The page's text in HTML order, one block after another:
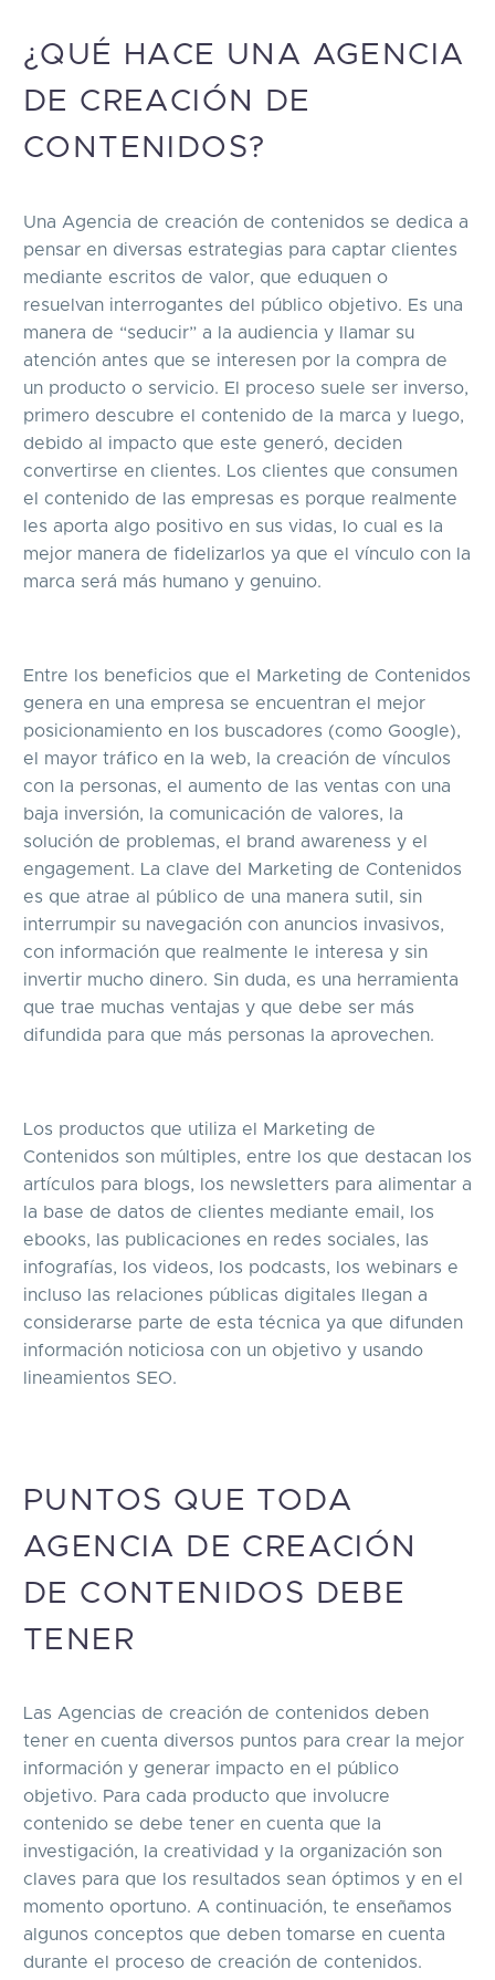
¿QUÉ HACE UNA AGENCIA
DE CREACIÓN DE
CONTENIDOS?
Una Agencia de creación de contenidos se dedica a
pensar en diversas estrategias para captar clientes
mediante escritos de valor, que eduquen o
resuelvan interrogantes del público objetivo. Es una
manera de “seducir” a la audiencia y llamar su
atención antes que se interesen por la compra de
un producto o servicio. El proceso suele ser inverso,
primero descubre el contenido de la marca y luego,
debido al impacto que este generó, deciden
convertirse en clientes. Los clientes que consumen
el contenido de las empresas es porque realmente
les aporta algo positivo en sus vidas, lo cual es la
mejor manera de fidelizarlos ya que el vínculo con la
marca será más humano y genuino.
Entre los beneficios que el Marketing de Contenidos
genera en una empresa se encuentran el mejor
posicionamiento en los buscadores (como Google),
el mayor tráfico en la web, la creación de vínculos
con la personas, el aumento de las ventas con una
baja inversión, la comunicación de valores, la
solución de problemas, el brand awareness y el
engagement. La clave del Marketing de Contenidos
es que atrae al público de una manera sutil, sin
interrumpir su navegación con anuncios invasivos,
con información que realmente le interesa y sin
invertir mucho dinero. Sin duda, es una herramienta
que trae muchas ventajas y que debe ser más
difundida para que más personas la aprovechen.
Los productos que utiliza el Marketing de
Contenidos son múltiples, entre los que destacan los
artículos para blogs, los newsletters para alimentar a
la base de datos de clientes mediante email, los
ebooks, las publicaciones en redes sociales, las
infografías, los videos, los podcasts, los webinars e
incluso las relaciones públicas digitales llegan a
considerarse parte de esta técnica ya que difunden
información noticiosa con un objetivo y usando
lineamientos SEO.
PUNTOS QUE TODA
AGENCIA DE CREACIÓN
DE CONTENIDOS DEBE
TENER
Las Agencias de creación de contenidos deben
tener en cuenta diversos puntos para crear la mejor
información y generar impacto en el público
objetivo. Para cada producto que involucre
contenido se debe tener en cuenta que la
investigación, la creatividad y la organización son
claves para que los resultados sean óptimos y en el
momento oportuno. A continuación, te enseñamos
algunos conceptos que deben tomarse en cuenta
durante el proceso de creación de contenidos.